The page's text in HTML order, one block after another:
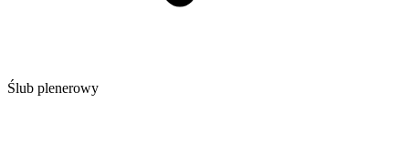
Ślub plenerowy